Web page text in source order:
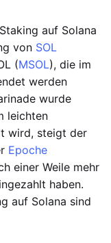
auf Solana
von SOL
(MSOL), die im
werden
wurde
leichten
wird, steigt der
Epoche
einer Weile mehr
haben.
auf Solana sind